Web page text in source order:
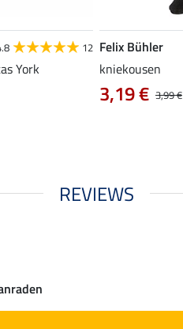
12
York
Felix Bühler
kniekousen
3,99 €
3,19 €
REVIEWS